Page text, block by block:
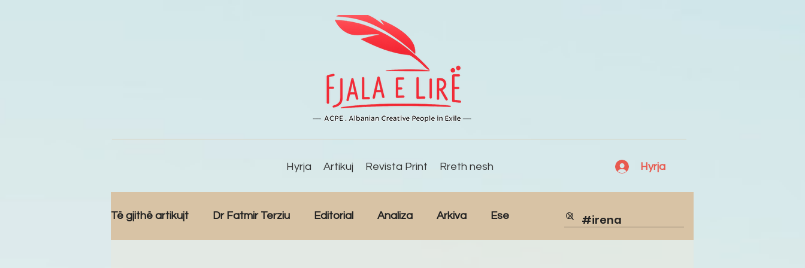
Hyrja Artikuj Revista Print Rreth nesh Hyrja
Të gjithë artikujt Dr Fatmir Terziu Editorial Analiza Arkiva Ese